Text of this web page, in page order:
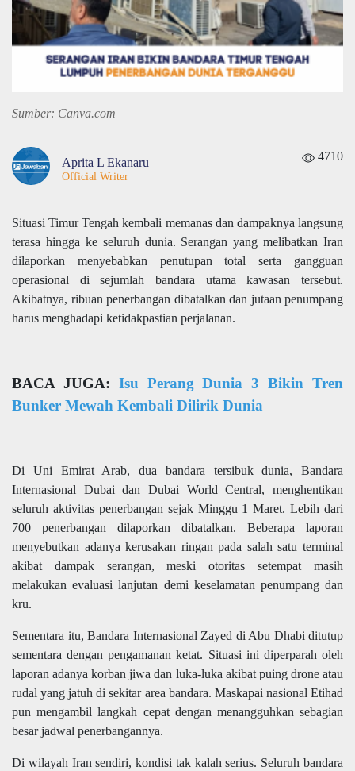
Sumber: Canva.com
Aprita L Ekanaru
Official Writer
4710
Situasi Timur Tengah kembali memanas dan dampaknya langsung
terasa hingga ke seluruh dunia. Serangan yang melibatkan Iran
dilaporkan menyebabkan penutupan total serta gangguan
operasional di sejumlah bandara utama kawasan tersebut.
Akibatnya, ribuan penerbangan dibatalkan dan jutaan penumpang
harus menghadapi ketidakpastian perjalanan.
BACA JUGA: Isu Perang Dunia 3 Bikin Tren
Bunker Mewah Kembali Dilirik Dunia
Di Uni Emirat Arab, dua bandara tersibuk dunia, Bandara
Internasional Dubai dan Dubai World Central, menghentikan
seluruh aktivitas penerbangan sejak Minggu 1 Maret. Lebih dari
700 penerbangan dilaporkan dibatalkan. Beberapa laporan
menyebutkan adanya kerusakan ringan pada salah satu terminal
akibat dampak serangan, meski otoritas setempat masih
melakukan evaluasi lanjutan demi keselamatan penumpang dan
kru.
Sementara itu, Bandara Internasional Zayed di Abu Dhabi ditutup
sementara dengan pengamanan ketat. Situasi ini diperparah oleh
laporan adanya korban jiwa dan luka-luka akibat puing drone atau
rudal yang jatuh di sekitar area bandara. Maskapai nasional Etihad
pun mengambil langkah cepat dengan menangguhkan sebagian
besar jadwal penerbangannya.
Di wilayah Iran sendiri, kondisi tak kalah serius. Seluruh bandara